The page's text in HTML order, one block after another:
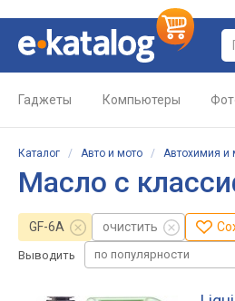
Гаджеты Компьютеры
Каталог / Авто и мото / Автохимия и
Масло с
GF-6A очистить
Выводить по популярности